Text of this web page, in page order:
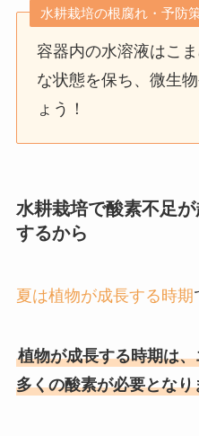
水耕栽培の根腐れ・予防
容器内の水溶液はこ
な状態を保ち、微生
ょう！
水耕栽培で酸素不足
するから
夏は植物が成長する時期
植物が成長する時期は
多くの酸素が必要となり